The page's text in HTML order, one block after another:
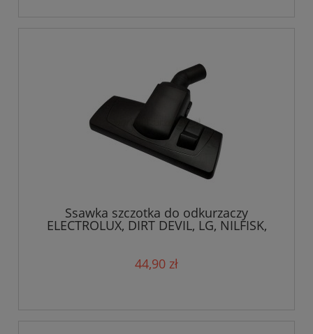
Ssawka szczotka do odkurzaczy
ELECTROLUX, DIRT DEVIL, LG, NILFISK,
44,90 zł